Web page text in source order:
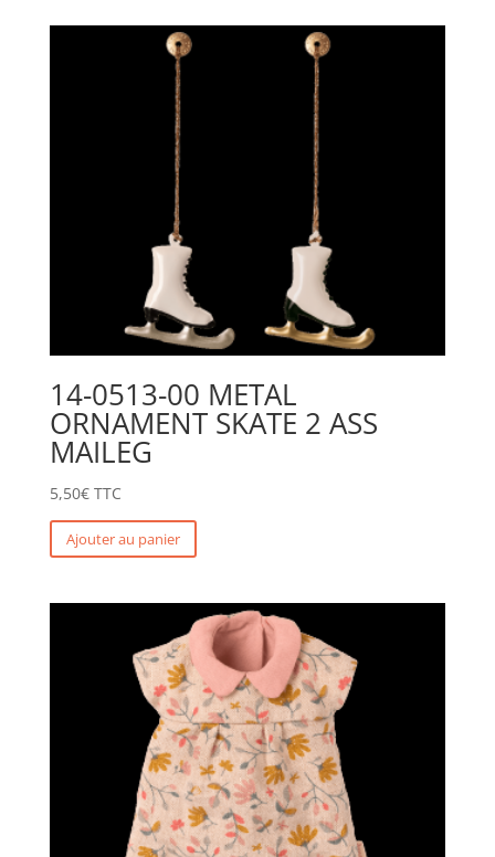
14-0513-00 METAL
ORNAMENT SKATE 2 ASS
MAILEG
5,50€ TTC
Ajouter au panier